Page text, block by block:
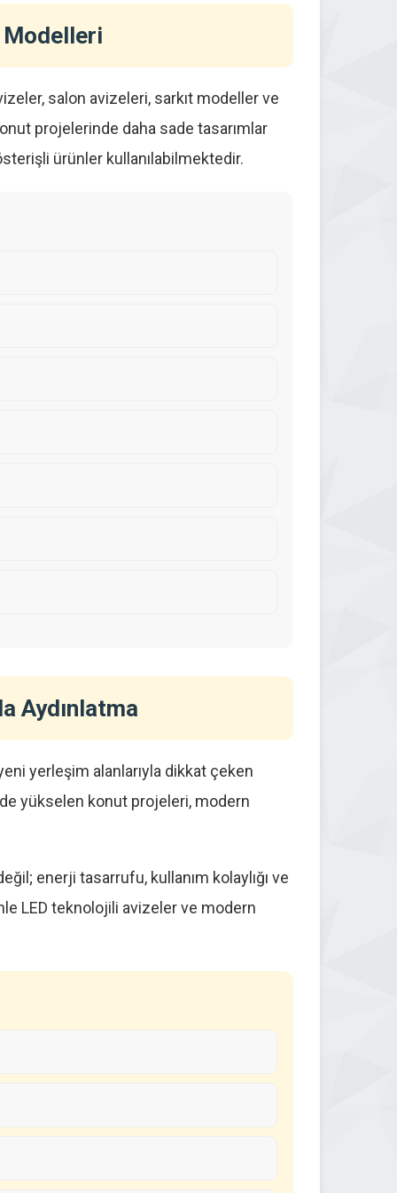
Modelleri
salon avizeleri, sarkıt modeller ve
projelerinde daha sade tasarımlar
ürünler kullanılabilmektedir.
Aydınlatma
yerleşim alanlarıyla dikkat çeken
yükselen konut projeleri, modern
enerji tasarrufu, kullanım kolaylığı ve
LED teknolojili avizeler ve modern